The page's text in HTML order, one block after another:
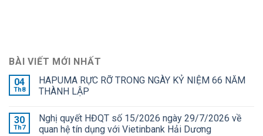
BÀI VIẾT MỚI NHẤT
04
Th8
HAPUMA RỰC RỠ TRONG NGÀY KỶ NIỆM 66 NĂM
THÀNH LẬP
30
Th7
Nghị quyết HĐQT số 15/2026 ngày 29/7/2026 về
quan hệ tín dụng với Vietinbank Hải Dương